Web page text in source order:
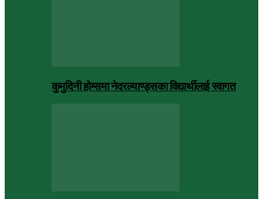
कुमुदिनी होम्समा नेदरल्याण्ड्सका विद्यार्थीलाई स्वागत